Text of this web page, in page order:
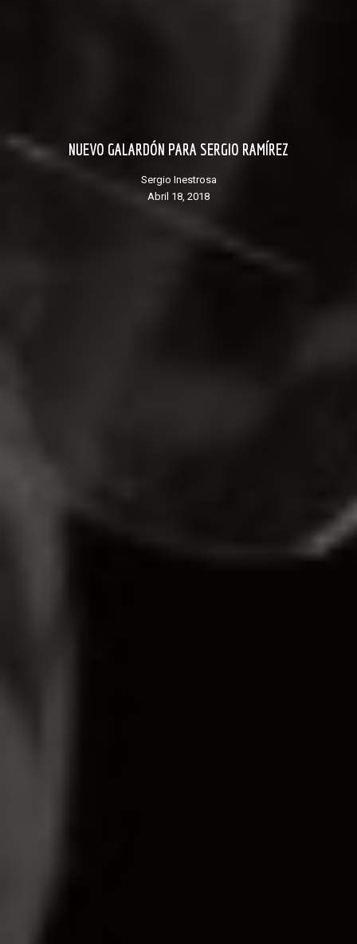
NUEVO GALARDÓN PARA SERGIO RAMÍREZ
Sergio Inestrosa
abril 18, 2018